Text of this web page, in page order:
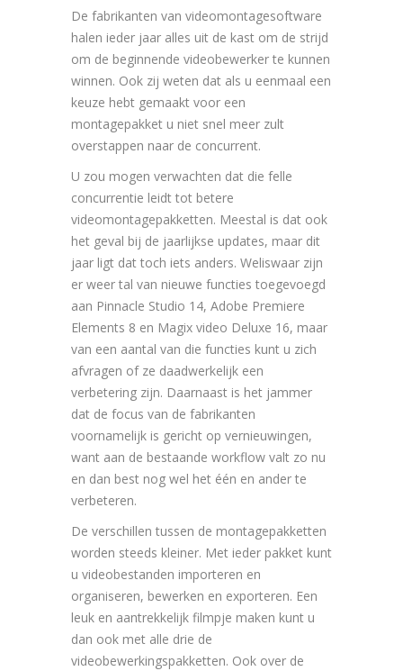
De fabrikanten van videomontagesoftware
halen ieder jaar alles uit de kast om de strijd
om de beginnende videobewerker te kunnen
winnen. Ook zij weten dat als u eenmaal een
keuze hebt gemaakt voor een
montagepakket u niet snel meer zult
overstappen naar de concurrent.
U zou mogen verwachten dat die felle
concurrentie leidt tot betere
videomontagepakketten. Meestal is dat ook
het geval bij de jaarlijkse updates, maar dit
jaar ligt dat toch iets anders. Weliswaar zijn
er weer tal van nieuwe functies toegevoegd
aan Pinnacle Studio 14, Adobe Premiere
Elements 8 en Magix video Deluxe 16, maar
van een aantal van die functies kunt u zich
afvragen of ze daadwerkelijk een
verbetering zijn. Daarnaast is het jammer
dat de focus van de fabrikanten
voornamelijk is gericht op vernieuwingen,
want aan de bestaande workflow valt zo nu
en dan best nog wel het één en ander te
verbeteren.
De verschillen tussen de montagepakketten
worden steeds kleiner. Met ieder pakket kunt
u videobestanden importeren en
organiseren, bewerken en exporteren. Een
leuk en aantrekkelijk filmpje maken kunt u
dan ook met alle drie de
videobewerkingspakketten. Ook over de